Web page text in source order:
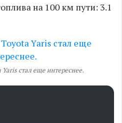
на 100 км пути: 3.1
стал еще интереснее.